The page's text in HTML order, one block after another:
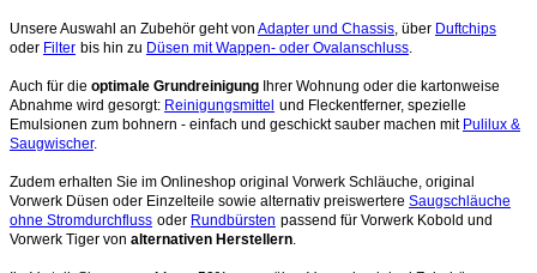
Unsere Auswahl an Zubehör geht von Adapter und Chassis , über Duftchips
oder Filter bis hin zu Düsen mit Wappen- oder Ovalanschluss
Auch für die optimale Grundreinigung Ihrer Wohnung oder die kartonweise
Abnahme wird gesorgt: Reinigungsmittel und Fleckentferner, spezielle
Emulsionen zum bohnern - einfach und geschickt sauber machen mit Pulilux &
Saugwischer.
Zudem erhalten Sie im Onlineshop original Vorwerk Schläuche, original
Vorwerk Düsen oder Einzelteile sowie alternativ preiswertere Saugschläuche
ohne Stromdurchfluss oder Rundbürsten passend für Vorwerk Kobold und
Vorwerk Tiger von alternativen Herstellern